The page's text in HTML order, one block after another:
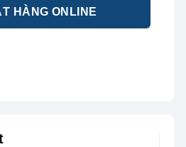
HÀNG ONLINE